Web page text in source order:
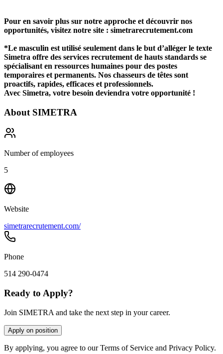
Pour en savoir plus sur notre approche et découvrir nos
opportunités, visitez notre site : simetrarecrutement.com
*Le masculin est utilisé seulement dans le but d’alléger le texte
Simetra offre des services recrutement de hauts standards se
spécialisant en ressources humaines pour des postes
temporaires et permanents. Nos chasseurs de têtes sont
proactifs, rapides, efficaces et professionnels.
Avec Simetra, votre besoin deviendra votre opportunité !
About SIMETRA
Number of employees
5
Website
simetrarecrutement.com/
Phone
514 290-0474
Ready to Apply?
Join SIMETRA and take the next step in your career.
Apply on position
By applying, you agree to our Terms of Service and Privacy Policy.